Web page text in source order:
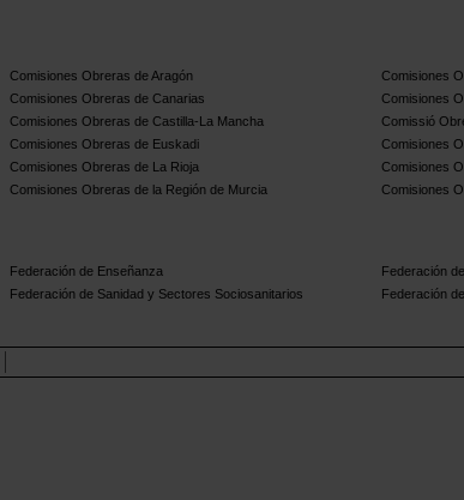
Comisiones Obreras de Aragón
Comisiones
Comisiones Obreras de Canarias
Comisiones
Comisiones Obreras de Castilla-La Mancha
Comissió
Comisiones Obreras de Euskadi
Comisiones
Comisiones Obreras de La Rioja
Comisiones
Comisiones Obreras de la Región de Murcia
Comisiones
Federación de Enseñanza
Federación
Federación de Sanidad y Sectores Sociosanitarios
Federación